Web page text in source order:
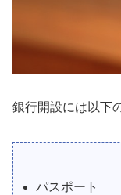
銀行開設には以下
パスポート